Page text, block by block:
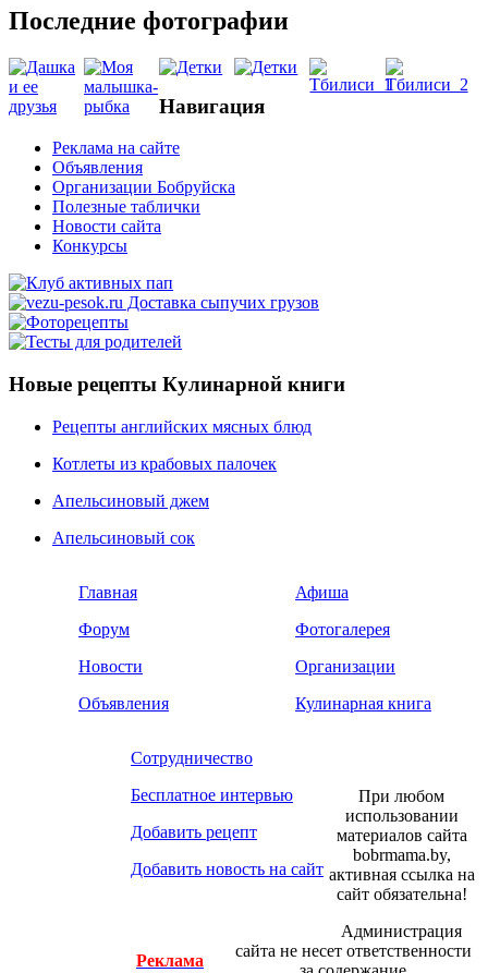
Последние фотографии
Навигация
Реклама на сайте
Объявления
Организации Бобруйска
Полезные таблички
Новости сайта
Конкурсы
Новые рецепты Кулинарной книги
Рецепты английских мясных блюд
Котлеты из крабовых палочек
Апельсиновый джем
Апельсиновый сок
Главная
Форум
Новости
Объявления
Афиша
Фотогалерея
Организации
Кулинарная книга
Сотрудничество
Бесплатное интервью
Добавить рецепт
Добавить новость на сайт
Реклама
При любом
использовании
материалов сайта
bobrmama.by,
активная ссылка на
сайт обязательна!
Администрация
сайта не несет ответственности